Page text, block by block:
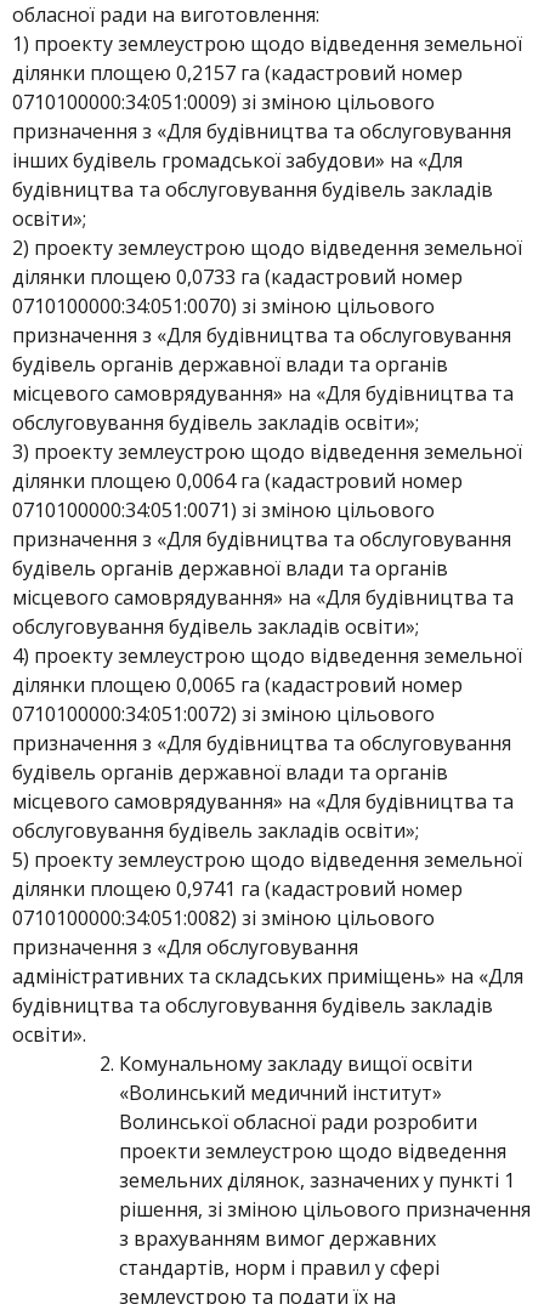
обласної ради на виготовлення:
1) проекту землеустрою щодо відведення земельної
ділянки площею 0,2157 га (кадастровий номер
0710100000:34:051:0009) зі зміною цільового
призначення з «Для будівництва та обслуговування
інших будівель громадської забудови» на «Для
будівництва та обслуговування будівель закладів
освіти»;
2) проекту землеустрою щодо відведення земельної
ділянки площею 0,0733 га (кадастровий номер
0710100000:34:051:0070) зі зміною цільового
призначення з «Для будівництва та обслуговування
будівель органів державної влади та органів
місцевого самоврядування» на «Для будівництва та
обслуговування будівель закладів освіти»;
3) проекту землеустрою щодо відведення земельної
ділянки площею 0,0064 га (кадастровий номер
0710100000:34:051:0071) зі зміною цільового
призначення з «Для будівництва та обслуговування
будівель органів державної влади та органів
місцевого самоврядування» на «Для будівництва та
обслуговування будівель закладів освіти»;
4) проекту землеустрою щодо відведення земельної
ділянки площею 0,0065 га (кадастровий номер
0710100000:34:051:0072) зі зміною цільового
призначення з «Для будівництва та обслуговування
будівель органів державної влади та органів
місцевого самоврядування» на «Для будівництва та
обслуговування будівель закладів освіти»;
5) проекту землеустрою щодо відведення земельної
ділянки площею 0,9741 га (кадастровий номер
0710100000:34:051:0082) зі зміною цільового
призначення з «Для обслуговування
адміністративних та складських приміщень» на «Для
будівництва та обслуговування будівель закладів
освіти».
Комунальному закладу вищої освіти
«Волинський медичний інститут»
Волинської обласної ради розробити
проекти землеустрою щодо відведення
земельних ділянок, зазначених у пункті 1
рішення, зі зміною цільового призначення
з врахуванням вимог державних
стандартів, норм і правил у сфері
землеустрою та подати їх на